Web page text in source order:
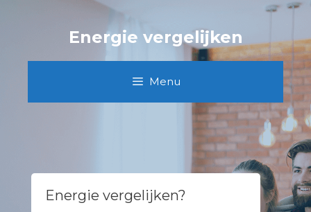
Energie vergelijken
Menu
Energie vergelijken?